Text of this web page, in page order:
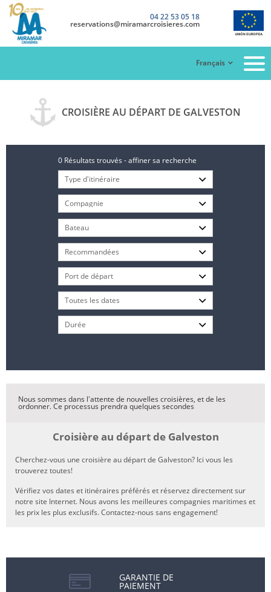
04 22 53 05 18
reservations@miramarcroisieres.com
Français
CROISIÈRE AU DÉPART DE GALVESTON
0 Résultats trouvés - affiner sa recherche
Nous sommes dans l'attente de nouvelles croisières, et de les
ordonner. Ce processus prendra quelques secondes
Croisière au départ de Galveston
Cherchez-vous une croisière au départ de Galveston? Ici vous les
trouverez toutes!
Vérifiez vos dates et itinéraires préférés et réservez directement sur
notre site Internet. Nous avons les meilleures compagnies maritimes et
les prix les plus exclusifs. Contactez-nous sans engagement!
GARANTIE DE
PAIEMENT